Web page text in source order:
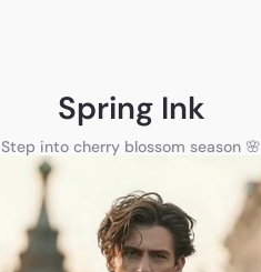
Spring Ink
Step into cherry blossom season 🌸